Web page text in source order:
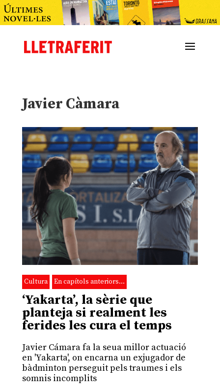
Javier Càmara
Cultura En capítols anteriors…
‘Yakarta’, la sèrie que
planteja si realment les
ferides les cura el temps
Javier Cámara fa la seua millor actuació
en 'Yakarta', on encarna un exjugador de
bàdminton perseguit pels traumes i els
somnis incomplits